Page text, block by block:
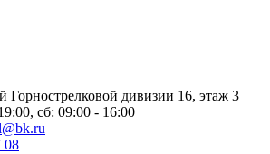
Горнострелковой дивизии 16, этаж 3
сб: 09:00 - 16:00
08